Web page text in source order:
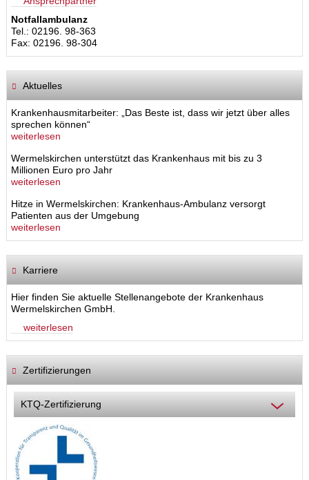
Notfallambulanz
Tel.: 02196. 98-363
Fax: 02196. 98-304
Aktuelles
Krankenhausmitarbeiter: „Das Beste ist, dass wir jetzt über alles
sprechen können“
weiterlesen
Wermelskirchen unterstützt das Krankenhaus mit bis zu 3
Millionen Euro pro Jahr
weiterlesen
Hitze in Wermelskirchen: Krankenhaus-Ambulanz versorgt
Patienten aus der Umgebung
weiterlesen
Karriere
Hier finden Sie aktuelle Stellenangebote der Krankenhaus
Wermelskirchen GmbH.
weiterlesen
Zertifizierungen
KTQ-Zertifizierung